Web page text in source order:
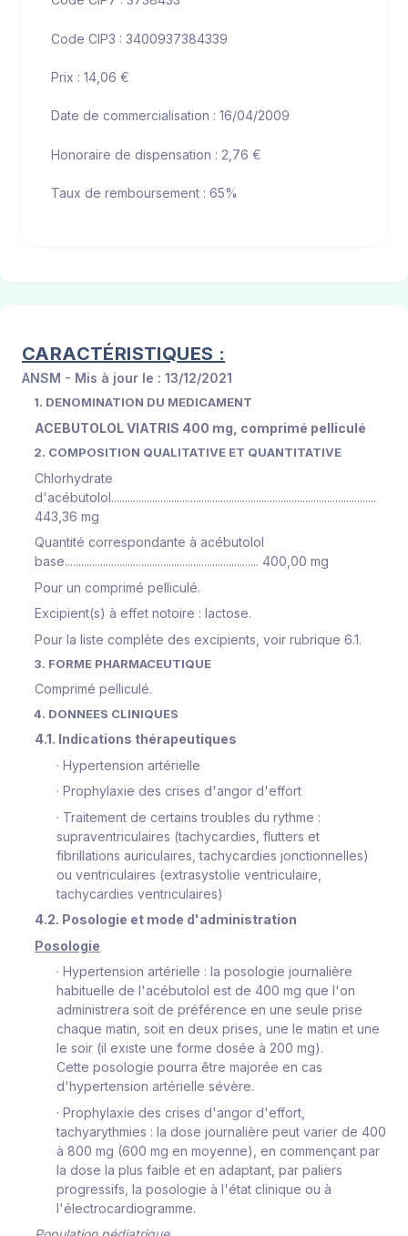
Code CIP3 : 3400937384339
Prix : 14,06 €
Date de commercialisation : 16/04/2009
Honoraire de dispensation : 2,76 €
Taux de remboursement : 65%
CARACTÉRISTIQUES :
ANSM - Mis à jour le : 13/12/2021
1. DENOMINATION DU MEDICAMENT
ACEBUTOLOL VIATRIS 400 mg, comprimé pelliculé
2. COMPOSITION QUALITATIVE ET QUANTITATIVE
Chlorhydrate
d'acébutolol.................................................................................................
443,36 mg
Quantité correspondante à acébutolol
base....................................................................... 400,00 mg
Pour un comprimé pelliculé.
Excipient(s) à effet notoire : lactose.
Pour la liste complète des excipients, voir rubrique 6.1.
3. FORME PHARMACEUTIQUE
Comprimé pelliculé.
4. DONNEES CLINIQUES
4.1. Indications thérapeutiques
· Hypertension artérielle
· Prophylaxie des crises d'angor d'effort
· Traitement de certains troubles du rythme :
supraventriculaires (tachycardies, flutters et
fibrillations auriculaires, tachycardies jonctionnelles)
ou ventriculaires (extrasystolie ventriculaire,
tachycardies ventriculaires)
4.2. Posologie et mode d'administration
Posologie
· Hypertension artérielle : la posologie journalière
habituelle de l'acébutolol est de 400 mg que l'on
administrera soit de préférence en une seule prise
chaque matin, soit en deux prises, une le matin et une
le soir (il existe une forme dosée à 200 mg).
Cette posologie pourra être majorée en cas
d'hypertension artérielle sévère.
· Prophylaxie des crises d'angor d'effort,
tachyarythmies : la dose journalière peut varier de 400
à 800 mg (600 mg en moyenne), en commençant par
la dose la plus faible et en adaptant, par paliers
progressifs, la posologie à l'état clinique ou à
l'électrocardiogramme.